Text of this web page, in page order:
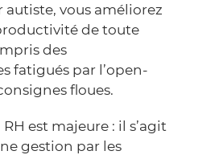
vous améliorez
de toute
des
fatigués par l’open-
floues.
est majeure : il s’agit
gestion par les